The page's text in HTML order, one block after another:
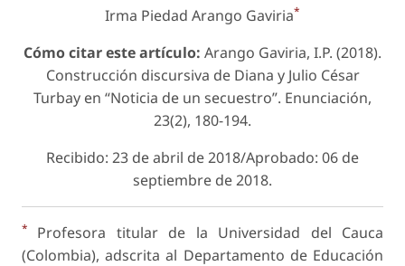
Irma Piedad Arango Gaviria*
Cómo citar este artículo: Arango Gaviria, I.P. (2018).
Construcción discursiva de Diana y Julio César
Turbay en “Noticia de un secuestro”. Enunciación,
23(2), 180-194.
Recibido: 23 de abril de 2018/Aprobado: 06 de
septiembre de 2018.
*
Profesora titular de la Universidad del Cauca
(Colombia), adscrita al Departamento de Educación